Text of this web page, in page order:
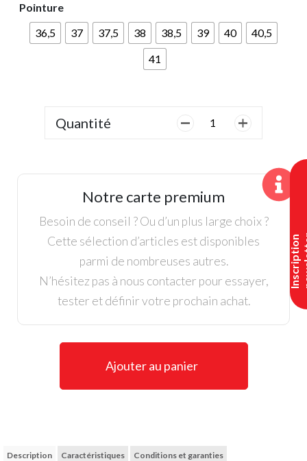
I
n
s
c
r
i
p
t
i
o
n
n
e
w
s
l
e
t
t
e
Pointure
36,5
37 37,5 38 38,5 39 40
40,5
41
Quantité
quantité
Balance,
327
Dame
Notre carte premium
Besoin de conseil ? Ou d’un plus large choix ?
Cette sélection d’articles est disponibles
parmi de nombreuses autres.
N’hésitez pas à nous contacter pour essayer,
tester et définir votre prochain achat.
Ajouter au panier
Description Caractéristiques Conditions et garanties